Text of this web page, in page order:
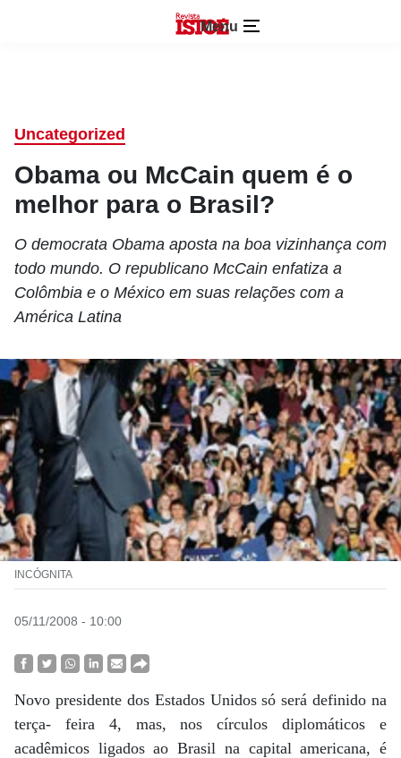
Menu
Uncategorized
Obama ou McCain quem é o
melhor para o Brasil?
O democrata Obama aposta na boa vizinhança com
todo mundo. O republicano McCain enfatiza a
Colômbia e o México em suas relações com a
América Latina
INCÓGNITA
05/11/2008 - 10:00
Novo presidente dos Estados Unidos só será definido na
terça- feira 4, mas, nos círculos diplomáticos e
acadêmicos ligados ao Brasil na capital americana, é